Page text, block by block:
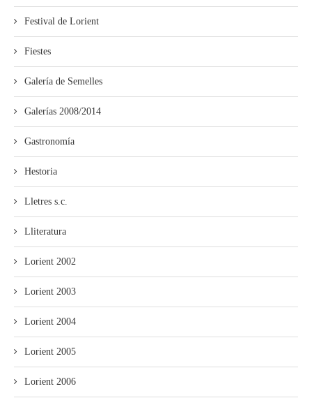
Festival de Lorient
Fiestes
Galería de Semelles
Galerías 2008/2014
Gastronomía
Hestoria
Lletres s.c.
Lliteratura
Lorient 2002
Lorient 2003
Lorient 2004
Lorient 2005
Lorient 2006